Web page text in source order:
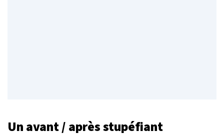
Un avant / après stupéfiant